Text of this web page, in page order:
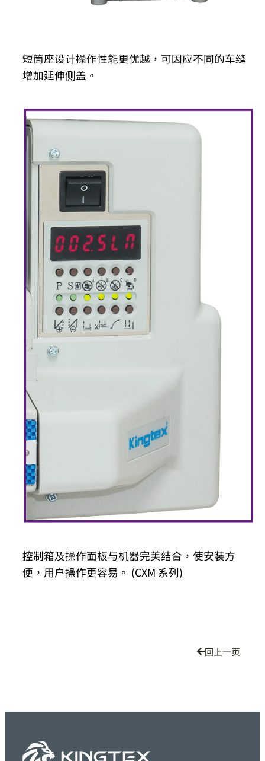
短筒座设计操作性能更优越，可因应不同的车缝
增加延伸侧盖。
控制箱及操作面板与机器完美结合，使安装方
便，用户操作更容易。 (CXM 系列)
回上一页